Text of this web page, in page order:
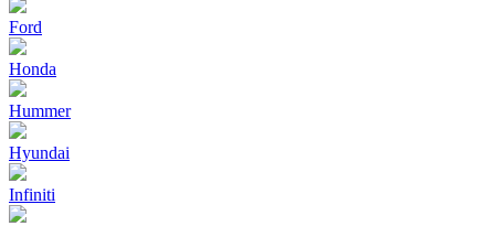
Ford
Honda
Hummer
Hyundai
Infiniti